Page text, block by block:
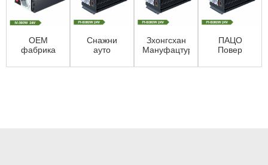
ОЕМ
фабрика
модификована
Снажни
ауто
24В 5000В
Зхонгсхан
Мануфацтурер
Инвертер
ПАЦО
Повер
&